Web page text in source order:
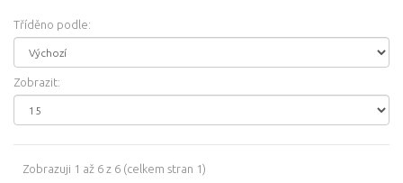
Tříděno podle:
Zobrazit:
Zobrazuji 1 až 6 z 6 (celkem stran 1)